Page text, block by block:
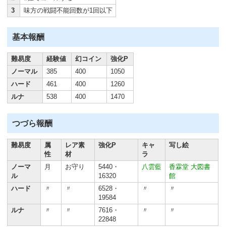
3
味方の戦闘不能回数が1回以下
基本報酬
難易度 経験値 幻コイン
強化P
ノーマル
385 400
1050
ハード
461 400
1260
ルナ
538 400 1470
つづら報酬
難易度
属
性
レア素
材
強化P
キャ
ラ
写し絵
ノーマ
ル
月 お守り
5440・
16320
八雲藍 香霖堂 大図書
館
ハード
〃 〃
6528・
19584
〃 〃
ルナ 〃 〃
7616・
22848
〃 〃